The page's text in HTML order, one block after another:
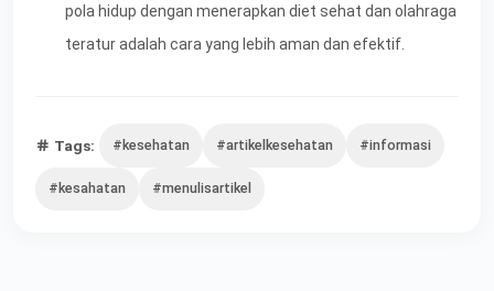
pola hidup dengan menerapkan diet sehat dan olahraga
teratur adalah cara yang lebih aman dan efektif.
Tags: #kesehatan #artikelkesehatan #informasi
#kesahatan #menulisartikel